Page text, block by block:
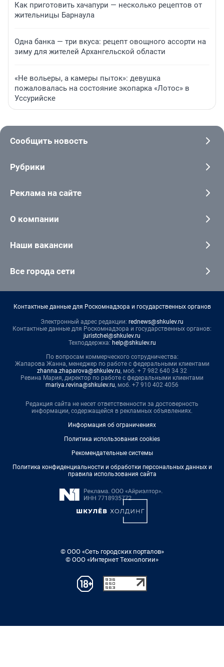
Как приготовить хачапури — несколько рецептов от
жительницы Барнаула
Одна банка — три вкуса: рецепт овощного ассорти на
зиму для жителей Архангельской области
«Не вольеры, а камеры пыток»: девушка
пожаловалась на состояние экопарка «Лотос» в
Уссурийске
Сообщить новость
Рубрики
Реклама на сайте
О компании
Наши вакансии
Все города сети
Контактные данные для Роскомнадзора и государственных органов
Электронный адрес редакции: rednews@shkulev.ru
Контактные данные для Роскомнадзора и государственных органов:
juristchel@shkulev.ru
Техподдержка: help@shkulev.ru
По вопросам коммерческого сотрудничества:
Жапарова Жанна, менеджер по работе с федеральными клиентами
zhanna.zhaparova@shkulev.ru, моб. + 7 982 640 34 32
Ревина Мария, директор по работе с федеральными клиентами
mariya.revina@shkulev.ru, моб. +7 910 402 4056
Редакция сайта не несет ответственности за достоверность
информации, содержащейся в рекламных объявлениях.
Информация об ограничениях
Политика использования cookies
Рекомендательные системы
Политика конфиденциальности и обработки персональных данных и
правила использования сайта
© ООО «Сеть городских порталов»
© ООО «Интернет Технологии»